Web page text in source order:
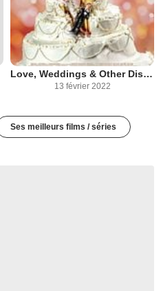
Love, Weddings & Other Disasters
13 février 2022
Ses meilleurs films / séries